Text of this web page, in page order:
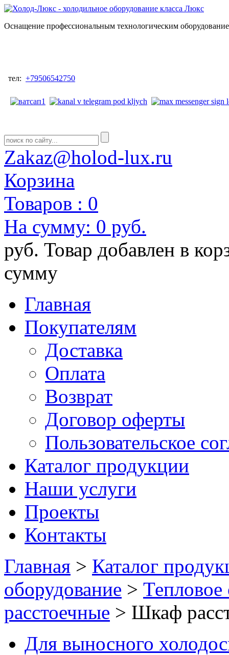
Оснащение профессиональным технологическим
тел: +79506542750
Zakaz@holod-lux.ru
Корзина
Товаров : 0
На сумму: 0 руб.
руб. Товар добавлен в
сумму
Главная
Покупателям
Доставка
Оплата
Возврат
Договор оферты
Пользовательское
Каталог продукции
Наши услуги
Проекты
Контакты
Главная > Каталог
оборудование > Тепловое
расстоечные > Шкаф
Для выносного